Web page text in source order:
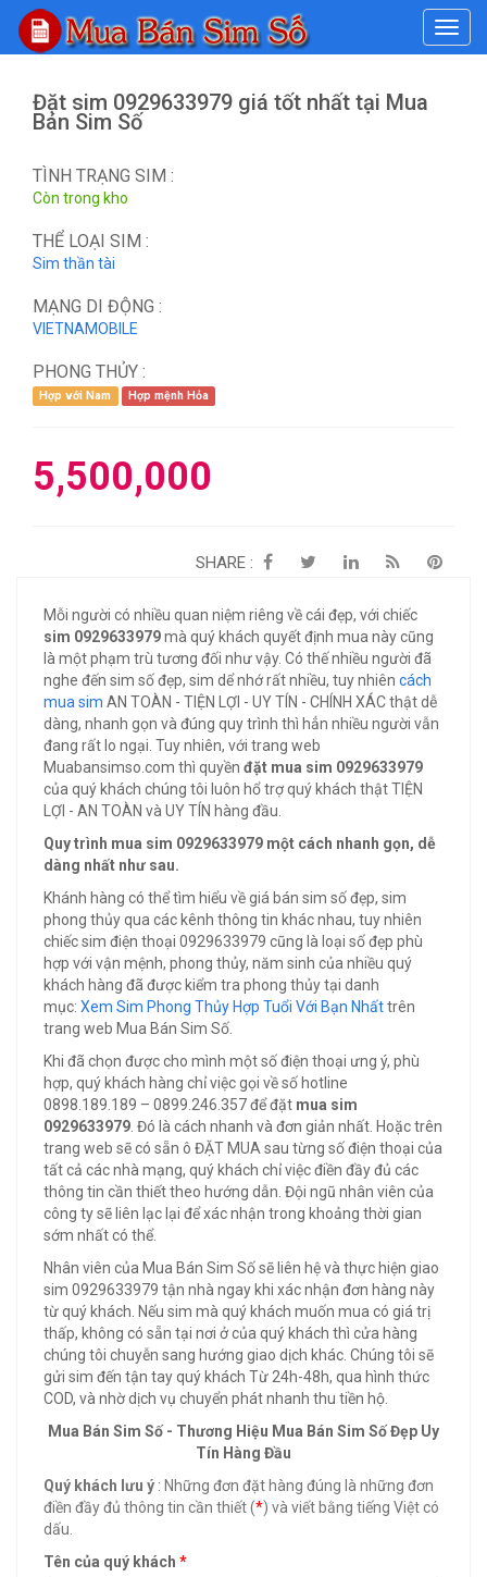
#
Đặt sim 0929633979 giá tốt nhất tại Mua
Bán Sim Số
TÌNH TRẠNG SIM :
Còn trong kho
THỂ LOẠI SIM :
Sim thần tài
MẠNG DI ĐỘNG :
VIETNAMOBILE
PHONG THỦY :
Hợp với Nam Hợp mệnh Hỏa
5,500,000
SHARE :
Mỗi người có nhiều quan niệm riêng về cái đẹp, với chiếc
sim 0929633979mà quý khách quyết định mua này cũng
là một phạm trù tương đối như vậy. Có thế nhiều người đã
nghe đến sim số đẹp, sim dể nhớ rất nhiều, tuy nhiên cách
mua sim AN TOÀN - TIỆN LỢI - UY TÍN - CHÍNH XÁC thật dễ
dàng, nhanh gọn và đúng quy trình thì hẳn nhiều người vẫn
đang rất lo ngại. Tuy nhiên, với trang web
Muabansimso.com thì quyền đặt mua sim 0929633979
của quý khách chúng tôi luôn hổ trợ quý khách thật TIỆN
LỢI - AN TOÀN và UY TÍN hàng đầu.
Quy trình mua sim 0929633979 một cách nhanh gọn, dễ
dàng nhất như sau.
Khánh hàng có thể tìm hiểu về giá bán sim số đẹp, sim
phong thủy qua các kênh thông tin khác nhau, tuy nhiên
chiếc sim điện thoại 0929633979 cũng là loại số đẹp phù
hợp với vận mệnh, phong thủy, năm sinh của nhiều quý
khách hàng đã được kiểm tra phong thủy tại danh
mục: Xem Sim Phong Thủy Hợp Tuổi Với Bạn Nhấttrên
trang web Mua Bán Sim Số.
Khi đã chọn được cho mình một số điện thoại ưng ý, phù
hợp, quý khách hàng chỉ việc gọi về số hotline
0898.189.189 – 0899.246.357 để đặt mua sim
0929633979 . Đó là cách nhanh và đơn giản nhất. Hoặc trên
trang web sẽ có sẵn ô ĐẶT MUA sau từng số điện thoại của
tất cả các nhà mạng, quý khách chỉ việc điền đầy đủ các
thông tin cần thiết theo hướng dẫn. Đội ngũ nhân viên của
công ty sẽ liên lạc lại để xác nhận trong khoảng thời gian
sớm nhất có thể.
Nhân viên của Mua Bán Sim Số sẽ liên hệ và thực hiện giao
sim 0929633979 tận nhà ngay khi xác nhận đơn hàng này
từ quý khách. Nếu sim mà quý khách muốn mua có giá trị
thấp, không có sẵn tại nơi ở của quý khách thì cửa hàng
chúng tôi chuyễn sang hướng giao dịch khác. Chúng tôi sẽ
gửi sim đến tận tay quý khách Từ 24h-48h, qua hình thức
COD, và nhờ dịch vụ chuyển phát nhanh thu tiền hộ.
Mua Bán Sim Số - Thương Hiệu Mua Bán Sim Số Đẹp Uy
Tín Hàng Đầu
Quý khách lưu ý : Những đơn đặt hàng đúng là những đơn
điền đầy đủ thông tin cần thiết (*) và viết bằng tiếng Việt có
dấu.
Tên của quý khách *